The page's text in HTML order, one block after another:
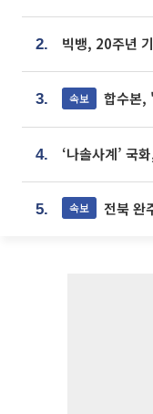
2.
3. 속보 합수본, '통
4.
5. 속보 전북 완